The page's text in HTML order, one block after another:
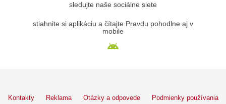
sledujte naše sociálne siete
stiahnite si aplikáciu a čítajte Pravdu pohodlne aj v
mobile
Kontakty Reklama Otázky a odpovede Podmienky používania